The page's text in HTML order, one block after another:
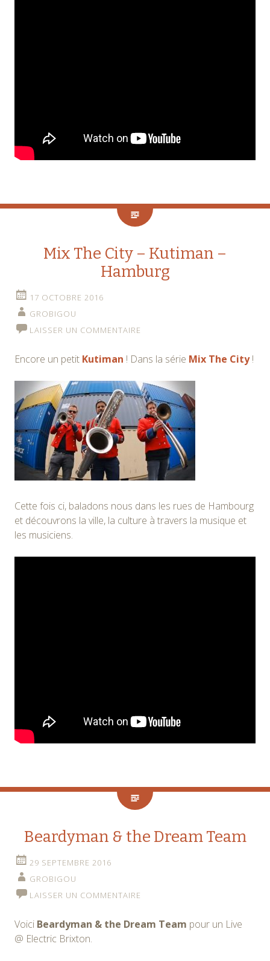
Mix The City – Kutiman –
Hamburg
17 OCTOBRE 2016
GROBIGOU
LAISSER UN COMMENTAIRE
Encore un petit Kutiman ! Dans la série Mix The City!
Cette fois ci, baladons nous dans les rues de Hambourg
et découvrons la ville, la culture à travers la musique et
les musiciens.
Beardyman & the Dream Team
29 SEPTEMBRE 2016
GROBIGOU
LAISSER UN COMMENTAIRE
Voici Beardyman & the Dream Team pour un Live
@ Electric Brixton.